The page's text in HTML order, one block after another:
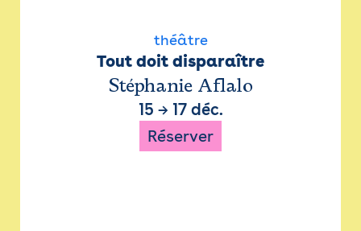
théâtre
Tout doit disparaître
Stéphanie Aflalo
15 → 17 déc.
Réserver